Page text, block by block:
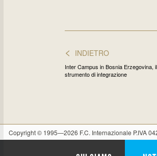
< INDIETRO
Inter Campus in Bosnia Erzegovina,
strumento di integrazione
Copyright © 1995—2026 F.C. Internazionale P.IVA